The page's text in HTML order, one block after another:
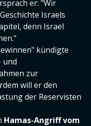
er: "Wir
Israels
denn Israel
kündigte
und
zur
will er den
der Reservisten
Hamas-Angriff vom